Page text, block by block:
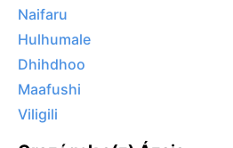
Naifaru
Hulhumale
Dhihdhoo
Maafushi
Viligili